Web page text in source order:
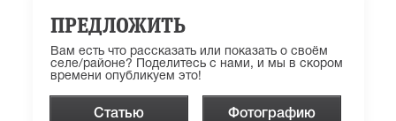
ПРЕДЛОЖИТЬ
Вам есть что рассказать или показать о своём
селе/районе? Поделитесь с нами, и мы в скором
времени опубликуем это!
Статью Фотографию